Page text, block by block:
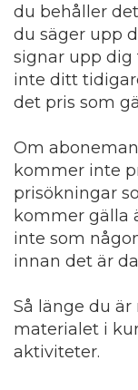
du behåller
du säger upp
signar upp
inte ditt
det pris som
Om
kommer inte
prisökningar
kommer gälla
inte som
innan det är
Så länge du
materialet i
aktiviteter.